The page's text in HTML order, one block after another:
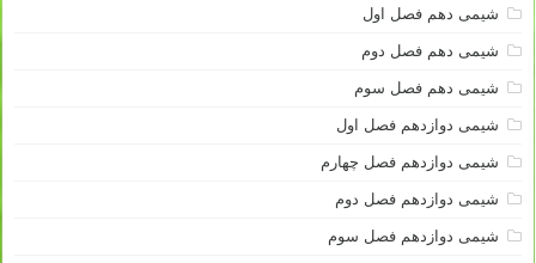
شیمی دهم فصل اول
شیمی دهم فصل دوم
شیمی دهم فصل سوم
شیمی دوازدهم فصل اول
شیمی دوازدهم فصل چهارم
شیمی دوازدهم فصل دوم
شیمی دوازدهم فصل سوم